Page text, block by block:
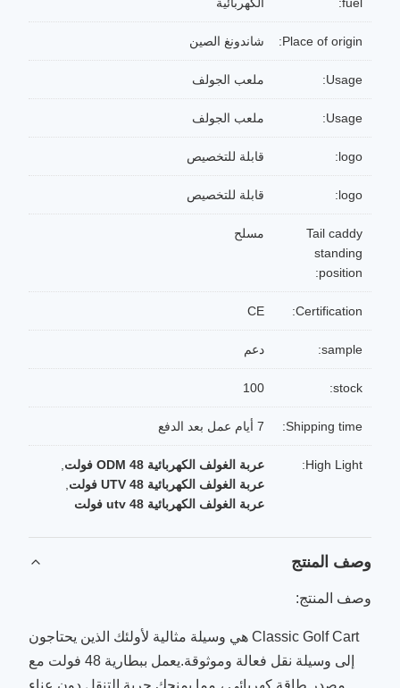
Place of origin: شاندونغ الصين
Usage: ملعب الجولف
Usage: ملعب الجولف
logo: قابلة للتخصيص
logo: قابلة للتخصيص
Tail caddy
standing
position:
مسلح
Certification:
CE
sample: دعم
stock:
100
Shipping time: 7 أيام عمل بعد الدفع
High Light: عربة الغولف الكهربائية ODM 48 فولت
عربة الغولف الكهربائية UTV 48 فولت
عربة الغولف الكهربائية utv 48 فولت
وصف المنتج
وصف المنتج:
Classic Golf Cart هي وسيلة مثالية لأولئك الذين يحتاجون
إلى وسيلة نقل فعالة وموثوقة.يعمل ببطارية 48 فولت مع
مصدر طاقة كهربائي ، مما يمنحك حرية التنقل دون عناء